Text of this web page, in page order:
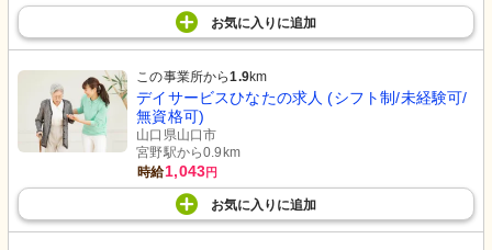
お気に入り に追加
この事業所から1.9km
デイサービスひなたの求人 (シフト制/未経験可/
無資格可)
山口県山口市
宮野駅から0.9km
時給1,043円
お気に入り に追加